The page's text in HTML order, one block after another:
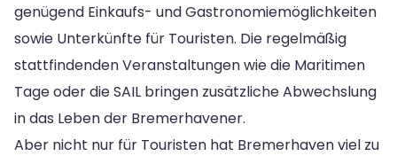
genügend Einkaufs- und Gastronomiemöglichkeiten
sowie Unterkünfte für Touristen. Die regelmäßig
stattfindenden Veranstaltungen wie die Maritimen
Tage oder die SAIL bringen zusätzliche Abwechslung
in das Leben der Bremerhavener.
Aber nicht nur für Touristen hat Bremerhaven viel zu